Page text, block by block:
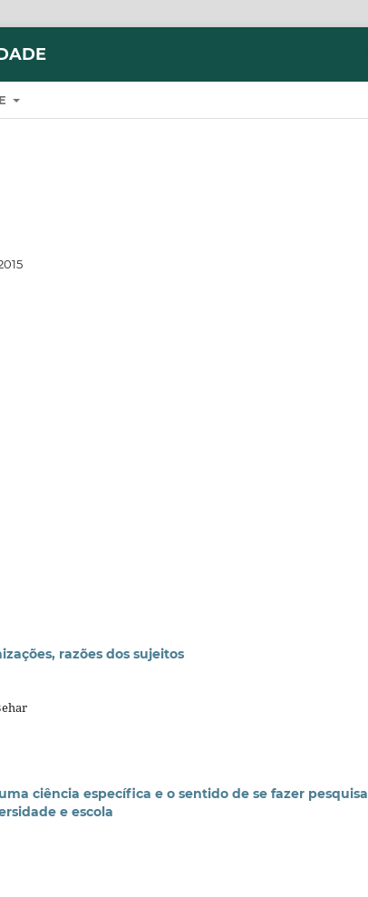
razões dos sujeitos
ciência específica e o sentido de se fazer pesquisa
e escola